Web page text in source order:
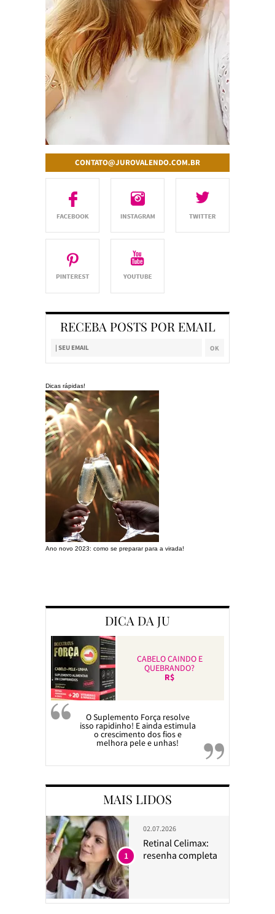
CONTATO@JUROVALENDO.COM.BR
RECEBA POSTS POR EMAIL
Dicas rápidas!
Ano novo 2023: como se preparar para a virada!
DICA DA JU
CABELO CAINDO E
QUEBRANDO?
R$
O Suplemento Força resolve
isso rapidinho! E ainda estimula
o crescimento dos fios e
melhora pele e unhas!
MAIS LIDOS
02.07.2026
Retinal Celimax:
resenha completa
1